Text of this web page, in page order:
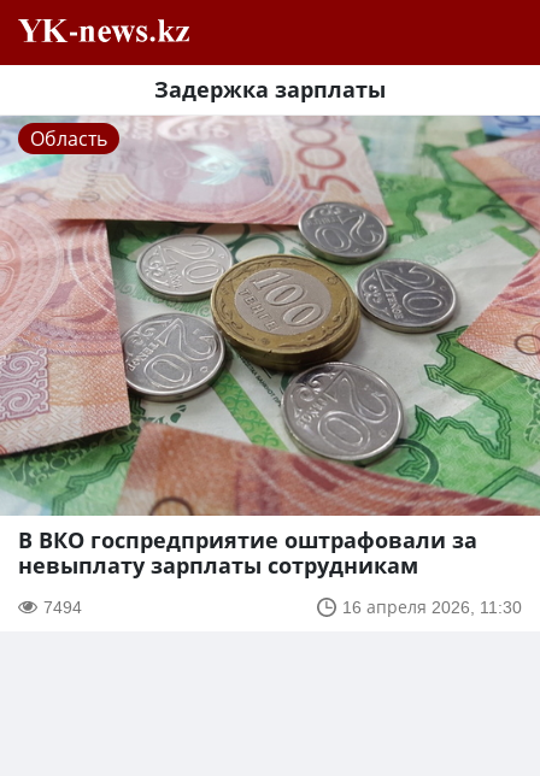
Задержка зарплаты
Область
В ВКО госпредприятие оштрафовали за
невыплату зарплаты сотрудникам
7494 16 апреля 2026, 11:30